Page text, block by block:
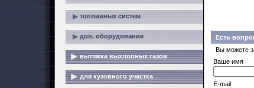
топливных систем
доп. оборудование
вытяжка выхлопных газов
для кузовного участка
Есть
Вы можете
Ваше имя
E-mail